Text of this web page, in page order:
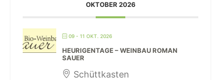
OKTOBER 2026
09 - 11 OKT. 2026
HEURIGENTAGE – WEINBAU ROMAN
SAUER
Schüttkasten